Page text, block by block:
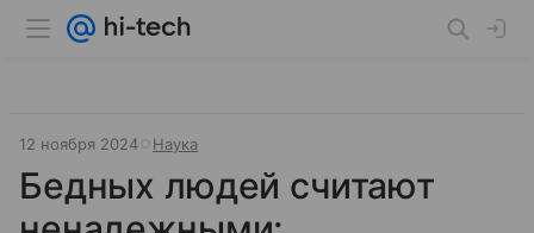
12 ноября 2024 Наука
Бедных людей считают